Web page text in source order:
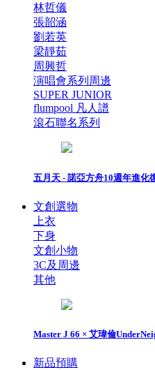
林哲儀
張韶涵
劉若英
梁靜茹
周興哲
演唱會系列周邊
SUPER JUNIOR
flumpool 凡人譜
滾石聯名系列
五月天 - 諾亞方舟10週年進化
文創選物
上衣
下身
文創小物
3C及周邊
其他
Master J 66 × 艾瑋倫
新品預購